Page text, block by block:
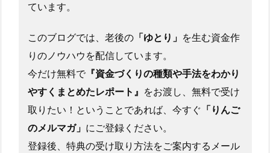
ています。
このブログでは、老後の「ゆとり」 を生む資金作
りのノウハウを配信しています。
今だけ無料で『資金づくりの種類や手法をわかり
やすくまとめたレポート』 をお渡し、無料で受け
取りたい！ということであれば、今すぐ 「りんご
のメルマガ」 にご登録ください。
登録後、特典の受け取り方法をご案内するメール